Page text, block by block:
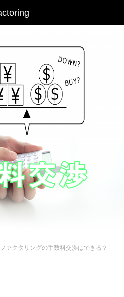
ファクタリングの手数料交渉はできる？